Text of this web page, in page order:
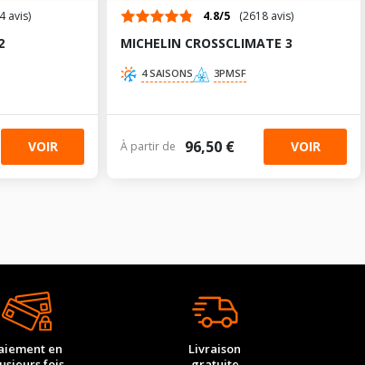
avis)
VOIR
4.8/5 (2618 avis)
MICHELIN CROSSCLIMATE 3
4 SAISONS 3PMSF
À partir de 96,50 € VOIR
en
Livraison